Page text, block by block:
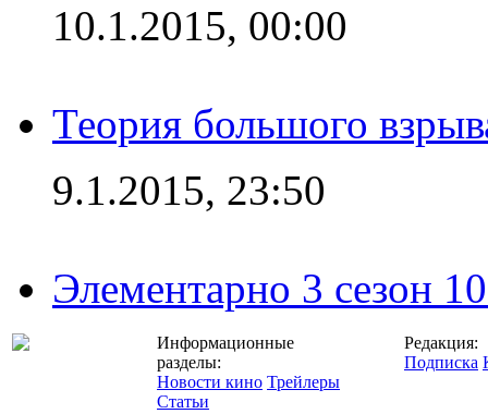
10.1.2015, 00:00
Теория большого
9.1.2015, 23:50
Элементарно 3 сезон
Информационные
разделы:
Новости кино Трейлеры
Статьи
Редакция:
Подписка